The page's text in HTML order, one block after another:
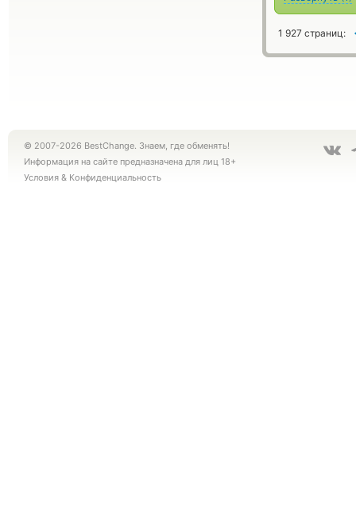
1 927 страниц:
© 2007-2026 BestChange. Знаем, где обменять!
Информация на сайте предназначена для лиц 18+
Условия & Конфиденциальность